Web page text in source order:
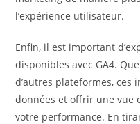
l’expérience utilisateur.
Enfin, il est important
disponibles avec GA4.
d’autres plateformes,
données et offrir une vue
votre performance. En